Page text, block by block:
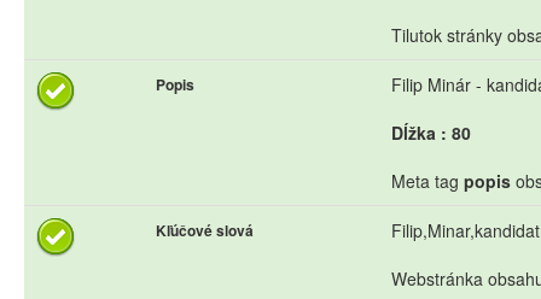
Tilutok stránky
Popis
Filip Minár -
Dĺžka : 80
Meta tag popis
Kľúčové slová
Webstránka